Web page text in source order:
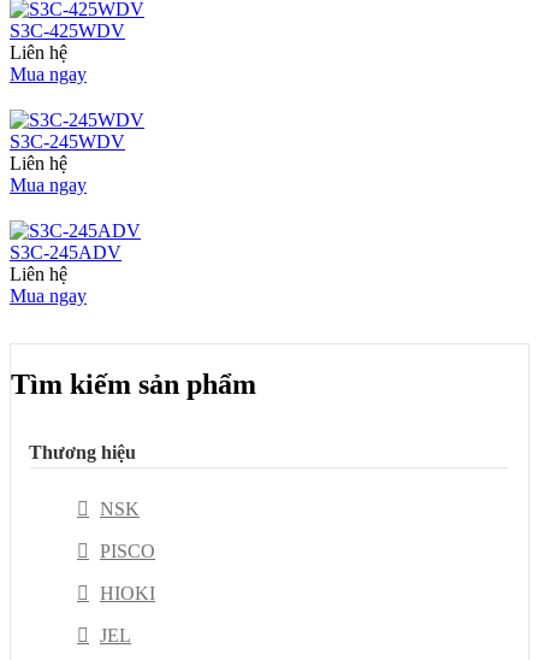
S3C-425WDV
Liên hệ
Mua ngay
S3C-245WDV
Liên hệ
Mua ngay
S3C-245ADV
Liên hệ
Mua ngay
Tìm kiếm sản phẩm
Thương hiệu
NSK
PISCO
HIOKI
JEL